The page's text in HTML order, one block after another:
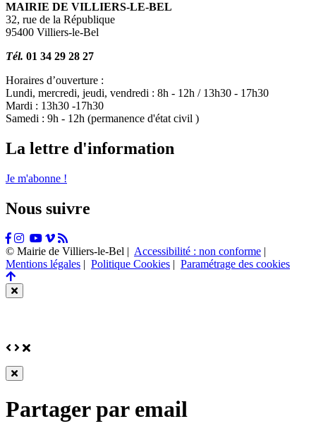
MAIRIE DE VILLIERS-LE-BEL
32, rue de la République
95400 Villiers-le-Bel
Tél. 01 34 29 28 27
Horaires d’ouverture :
Lundi, mercredi, jeudi, vendredi : 8h - 12h / 13h30 - 17h30
Mardi : 13h30 -17h30
Samedi : 9h - 12h (permanence d'état civil )
La lettre d'information
Je m'abonne !
Nous suivre
Facebook
Instagram
TiktokYoutube
Vimeo
Flux
RSS
© Mairie de Villiers-le-Bel | Accessibilité : non conforme |
Mentions légales | Politique Cookies | Paramétrage des cookies
Retour
en
haut
Fermer
Précédent
Suivant
Fermer
Fermer
fenêtre
Partager par email